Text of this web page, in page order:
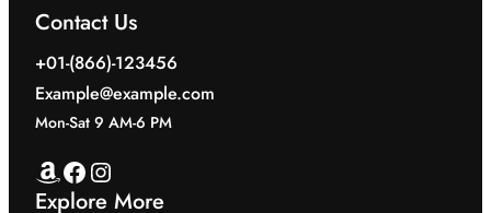
Contact Us
+01-(866)-123456
Example@example.com
Mon-Sat 9 AM-6 PM
Amazon Facebook Instagram
Explore More